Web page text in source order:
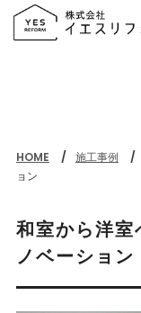
HOME 施工事例
ョン
和室から洋室
ノベーション